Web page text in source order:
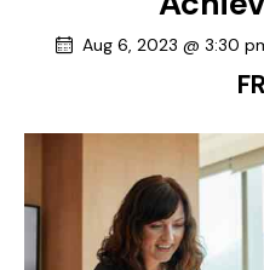
Aug 6, 2023 @ 3:30